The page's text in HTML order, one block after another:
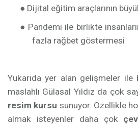
● Dijital eğitim araçlarının
● Pandemi ile birlikte
fazla rağbet göstermesi
Yukarıda yer alan gelişmeler ile
maslahlı Gülasal Yıldız da çok
resim kursu sunuyor. Özellikle
almak isteyenler daha çok